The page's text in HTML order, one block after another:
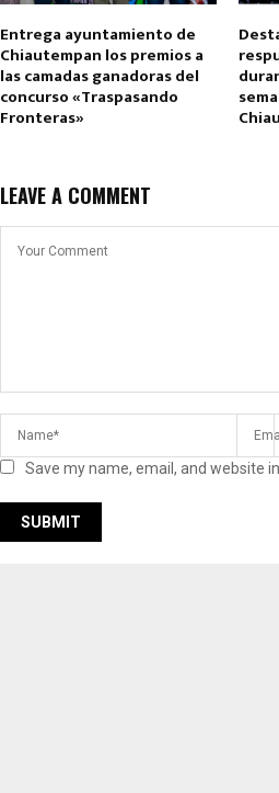
Entrega ayuntamiento de
Chiautempan los premios a
las camadas ganadoras del
concurso «Traspasando
Fronteras»
LEAVE A COMMENT
Save my name, email, and website